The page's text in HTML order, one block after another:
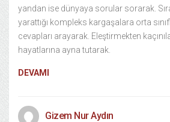
yandan ise dünyaya sorular sorarak.
yarattığı kompleks kargaşalara orta
cevapları arayarak. Eleştirmekten
hayatlarına ayna tutarak.
DEVAMI
Gizem Nur Aydın